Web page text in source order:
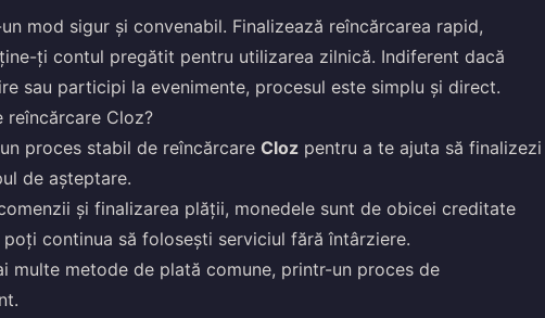
mod sigur și convenabil. Finalizează reîncărcarea rapid,
ți contul pregătit pentru utilizarea zilnică. Indiferent dacă
sau participi la evenimente, procesul este simplu și direct.
reîncărcare Cloz?
proces stabil de reîncărcare Cloz pentru a te ajuta să finalizezi
de așteptare.
și finalizarea plății, monedele sunt de obicei creditate
continua să folosești serviciul fără întârziere.
multe metode de plată comune, printr-un proces de